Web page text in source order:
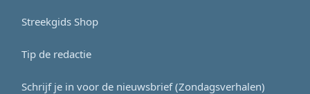
Streekgids Shop
Tip de redactie
Schrijf je in voor de nieuwsbrief (Zondagsverhalen)